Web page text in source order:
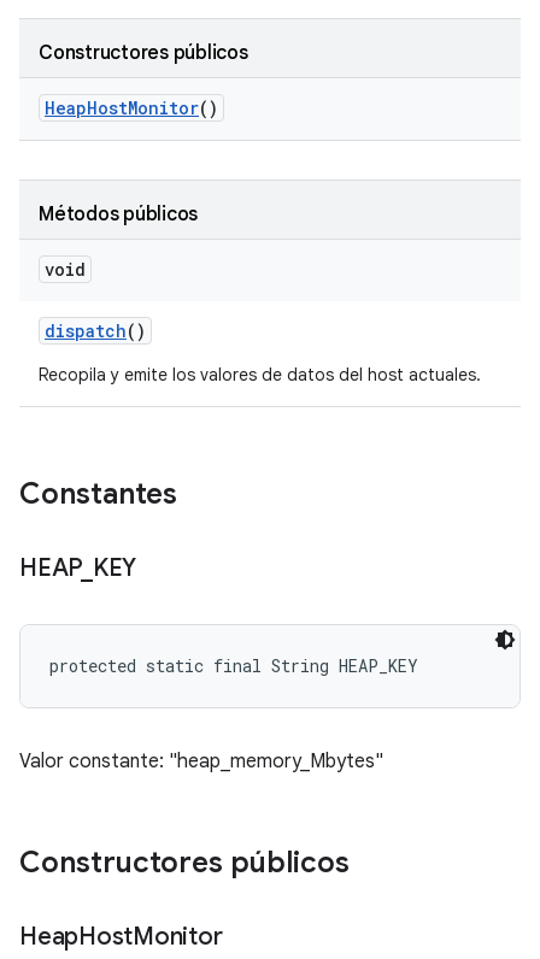
Constructores públicos
HeapHostMonitor()
Métodos públicos
void
dispatch()
Recopila y emite los valores de datos del host actuales.
Constantes
HEAP_ KEY
protected static final String HEAP_KEY
Valor constante: "heap_memory_Mbytes"
Constructores públicos
HeapHostMonitor